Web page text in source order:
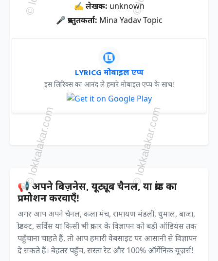
✍ लेखक: unknown
🎤 प्रस्तुतकर्ता: Mina Yadav Topic
LYRICG मोबाइल एप्प
इस लिरिक्स का आनंद ले हमारे मोबाइल एप्प के साथ!
📢 अपने बिज़नेस, यूट्यूब चैनल, या ब्रांड का
प्रमोशन करवाएँ!
अगर आप अपने चैनल, कला मंच, रामायण मंडली, धुमाल, बाजा,
प्रोडक्ट, सर्विस या किसी भी प्रकार के विज्ञापन को बड़ी ऑडियंस तक
पहुँचाना चाहते हैं, तो आप हमारी वेबसाइट पर आसानी से विज्ञापन
दे सकते हैं। बेहतर पहुँच, सस्ता रेट और 100% ऑर्गेनिक यूज़र्स!